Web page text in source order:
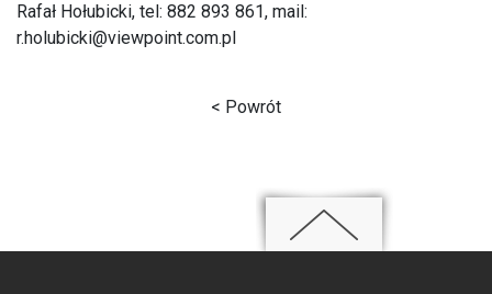
Rafał Hołubicki, tel: 882 893 861, mail:
r.holubicki@viewpoint.com.pl
< Powrót